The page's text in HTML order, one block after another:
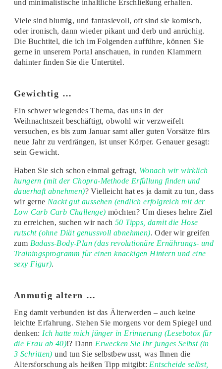
und minimalistische inhaltliche Erschließung erhalten.
Viele sind blumig, und fantasievoll, oft sind sie komisch,
oder ironisch, dann wieder pikant und derb und anrüchig.
Die Buchtitel, die ich im Folgenden aufführe, können Sie
gerne in unserem Portal anschauen, in runden Klammern
dahinter finden Sie die Untertitel.
Gewichtig …
Ein schwer wiegendes Thema, das uns in der
Weihnachtszeit beschäftigt, obwohl wir verzweifelt
versuchen, es bis zum Januar samt aller guten Vorsätze fürs
neue Jahr zu verdrängen, ist unser Körper. Genauer gesagt:
sein Gewicht.
Haben Sie sich schon einmal gefragt, Wonach wir wirklich
hungern (mit der Chopra-Methode Erfüllung finden und
dauerhaft abnehmen)? Vielleicht hat es ja damit zu tun, dass
wir gerne Nackt gut aussehen (endlich erfolgreich mit der
Low Carb Carb Challenge) möchten? Um dieses hehre Ziel
zu erreichen, suchen wir nach 50 Tipps, damit die Hose
rutscht (ohne Diät genussvoll abnehmen). Oder wir greifen
zum Badass-Body-Plan (das revolutionäre Ernährungs- und
Trainingsprogramm für einen knackigen Hintern und eine
sexy Figur).
Anmutig altern …
Eng damit verbunden ist das Älterwerden – auch keine
leichte Erfahrung. Stehen Sie morgens vor dem Spiegel und
denken: Ich hatte mich jünger in Erinnerung (Lesebotox für
die Frau ab 40)!? Dann Erwecken Sie Ihr junges Selbst (in
3 Schritten) und tun Sie selbstbewusst, was Ihnen die
Altersforschung als heißen Tipp mitgibt: Entscheide selbst,